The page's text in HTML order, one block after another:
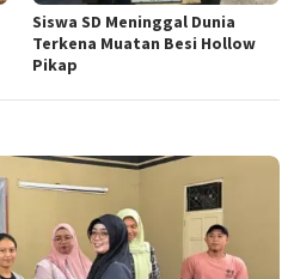
Siswa SD Meninggal Dunia
Terkena Muatan Besi Hollow
Pikap